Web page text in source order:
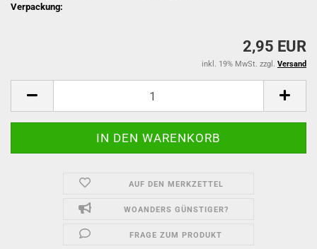
Verpackung:
2,95 EUR
inkl. 19% MwSt. zzgl. Versand
AUF DEN MERKZETTEL
WOANDERS GÜNSTIGER?
FRAGE ZUM PRODUKT